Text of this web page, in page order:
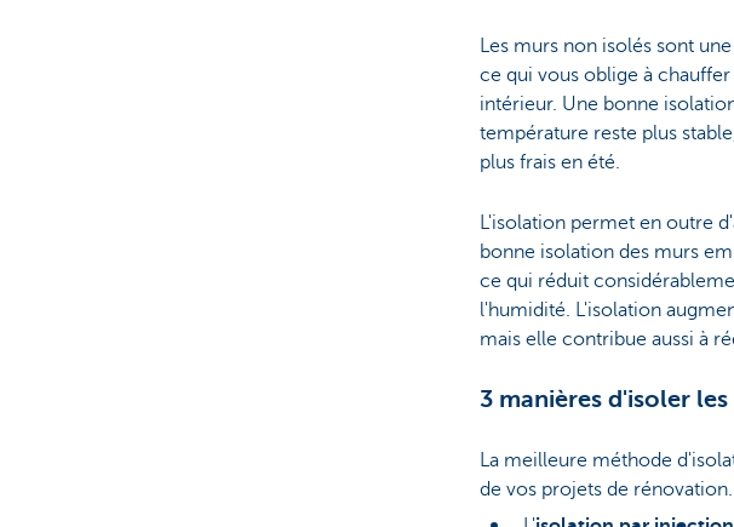
Les murs non isolés sont
ce qui vous oblige à
intérieur. Une bonne
température reste plus
plus frais en été.
L'isolation permet en outre
bonne isolation des murs
ce qui réduit
l'humidité. L'isolation
mais elle contribue aussi à
3 manières d'isoler
La meilleure méthode
de vos projets de